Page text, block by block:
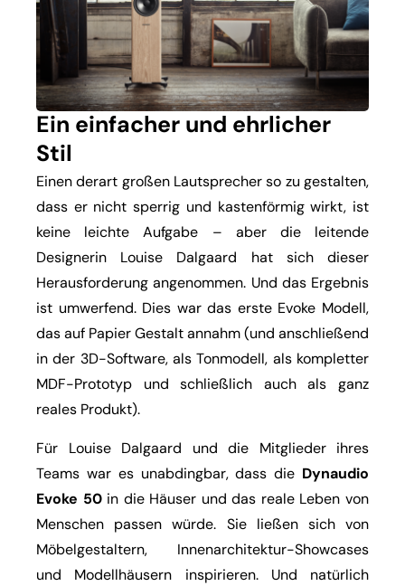
Ein einfacher und ehrlicher
Stil
Einen derart großen Lautsprecher so zu gestalten,
dass er nicht sperrig und kastenförmig wirkt, ist
keine leichte Aufgabe – aber die leitende
Designerin Louise Dalgaard hat sich dieser
Herausforderung angenommen. Und das Ergebnis
ist umwerfend. Dies war das erste Evoke Modell,
das auf Papier Gestalt annahm (und anschließend
in der 3D-Software, als Tonmodell, als kompletter
MDF-Prototyp und schließlich auch als ganz
reales Produkt).
Für Louise Dalgaard und die Mitglieder ihres
Teams war es unabdingbar, dass die Dynaudio
Evoke 50in die Häuser und das reale Leben von
Menschen passen würde. Sie ließen sich von
Möbelgestaltern, Innenarchitektur-Showcases
und Modellhäusern inspirieren. Und natürlich